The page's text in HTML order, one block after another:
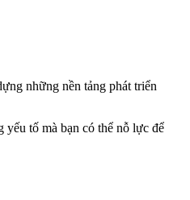
những nền tảng phát triển
tố mà bạn có thể nỗ lực để